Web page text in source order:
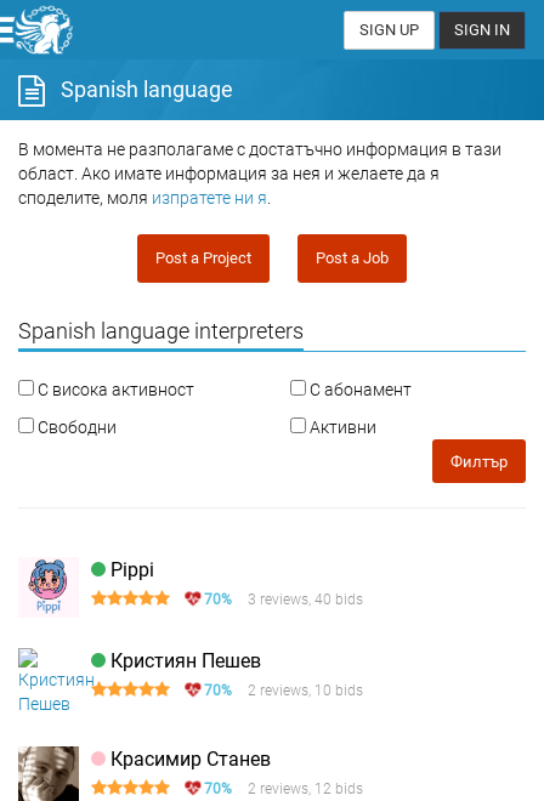
SIGN UP SIGN IN
Spanish language
В момента не разполагаме с достатъчно информация в тази
област. Ако имате информация за нея и желаете да я
споделите, моля изпратете ни я
Post a Project Post a Job
Spanish language interpreters
С висока активност
С абонамент
Свободни
Активни
Филтър
Pippi
70% 3 reviews, 40 bids
Кристиян Пешев
70% 2 reviews, 10 bids
Красимир Станев
70% 2 reviews, 12 bids